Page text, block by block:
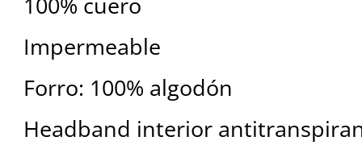
Impermeable
Forro: 100% algodón
Headband interior